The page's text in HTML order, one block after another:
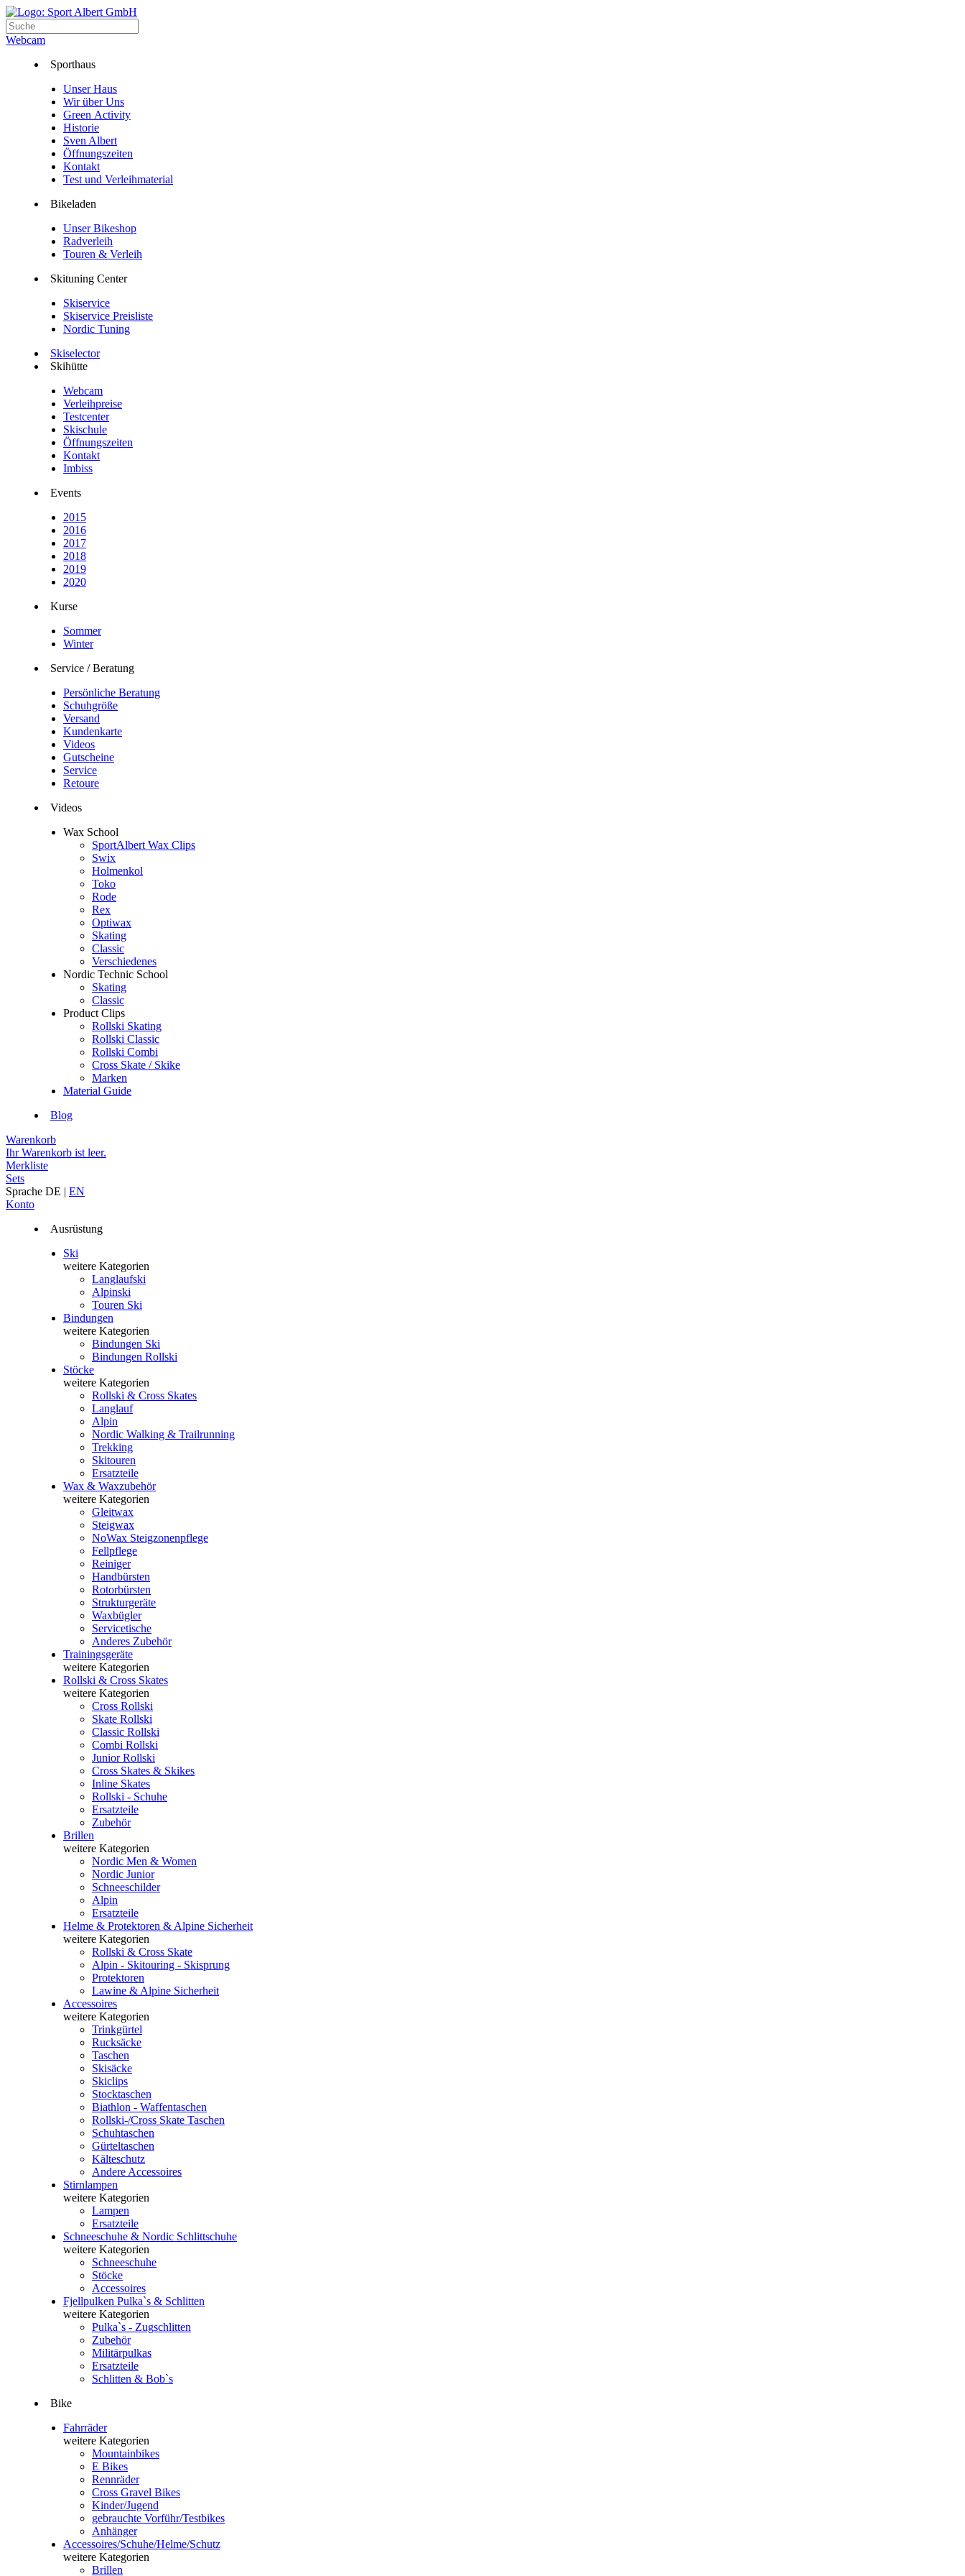
Webcam
Sporthaus
Unser Haus
Wir über Uns
Green Activity
Historie
Sven Albert
Öffnungszeiten
Kontakt
Test und Verleihmaterial
Bikeladen
Unser Bikeshop
Radverleih
Touren & Verleih
Skituning Center
Skiservice
Skiservice Preisliste
Nordic Tuning
Skiselector
Skihütte
Webcam
Verleihpreise
Testcenter
Skischule
Öffnungszeiten
Kontakt
Imbiss
Events
2015
2016
2017
2018
2019
2020
Kurse
Sommer
Winter
Service / Beratung
Persönliche Beratung
Schuhgröße
Versand
Kundenkarte
Videos
Gutscheine
Service
Retoure
Videos
Wax School
SportAlbert Wax Clips
Swix
Holmenkol
Toko
Rode
Rex
Optiwax
Skating
Classic
Verschiedenes
Nordic Technic School
Skating
Classic
Product Clips
Rollski Skating
Rollski Classic
Rollski Combi
Cross Skate / Skike
Marken
Material Guide
Blog
Warenkorb
Ihr Warenkorb ist leer.
Merkliste
Sets
Sprache DE | EN
Konto
Ausrüstung
Ski
weitere Kategorien
Langlaufski
Alpinski
Touren Ski
Bindungen
weitere Kategorien
Bindungen Ski
Bindungen Rollski
Stöcke
weitere Kategorien
Rollski & Cross Skates
Langlauf
Alpin
Nordic Walking & Trailrunning
Trekking
Skitouren
Ersatzteile
Wax & Waxzubehör
weitere Kategorien
Gleitwax
Steigwax
NoWax Steigzonenpflege
Fellpflege
Reiniger
Handbürsten
Rotorbürsten
Strukturgeräte
Waxbügler
Servicetische
Anderes Zubehör
Trainingsgeräte
weitere Kategorien
Rollski & Cross Skates
weitere Kategorien
Cross Rollski
Skate Rollski
Classic Rollski
Combi Rollski
Junior Rollski
Cross Skates & Skikes
Inline Skates
Rollski - Schuhe
Ersatzteile
Zubehör
Brillen
weitere Kategorien
Nordic Men & Women
Nordic Junior
Schneeschilder
Alpin
Ersatzteile
Helme & Protektoren & Alpine Sicherheit
weitere Kategorien
Rollski & Cross Skate
Alpin - Skitouring - Skisprung
Protektoren
Lawine & Alpine Sicherheit
Accessoires
weitere Kategorien
Trinkgürtel
Rucksäcke
Taschen
Skisäcke
Skiclips
Stocktaschen
Biathlon - Waffentaschen
Rollski-/Cross Skate Taschen
Schuhtaschen
Gürteltaschen
Kälteschutz
Andere Accessoires
Stirnlampen
weitere Kategorien
Lampen
Ersatzteile
Schneeschuhe & Nordic Schlittschuhe
weitere Kategorien
Schneeschuhe
Stöcke
Accessoires
Fjellpulken Pulka`s & Schlitten
weitere Kategorien
Pulka`s - Zugschlitten
Zubehör
Militärpulkas
Ersatzteile
Schlitten & Bob`s
Bike
Fahrräder
weitere Kategorien
Mountainbikes
E Bikes
Rennräder
Cross Gravel Bikes
Kinder/Jugend
gebrauchte Vorführ/Testbikes
Anhänger
Accessoires/Schuhe/Helme/Schutz
weitere Kategorien
Brillen